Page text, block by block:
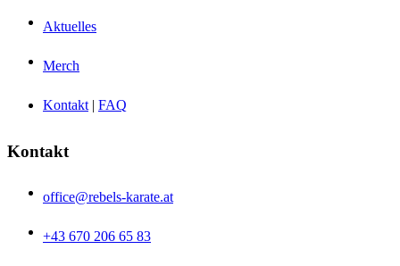
Aktuelles
Merch
Kontakt | FAQ
Kontakt
office@rebels-karate.at
+43 670 206 65 83